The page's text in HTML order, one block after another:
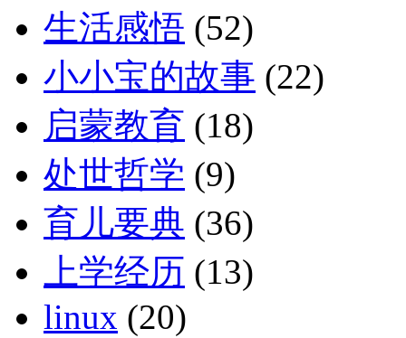
生活感悟 (52)
小小宝的故事 (22)
启蒙教育 (18)
处世哲学 (9)
育儿要典 (36)
上学经历 (13)
linux (20)